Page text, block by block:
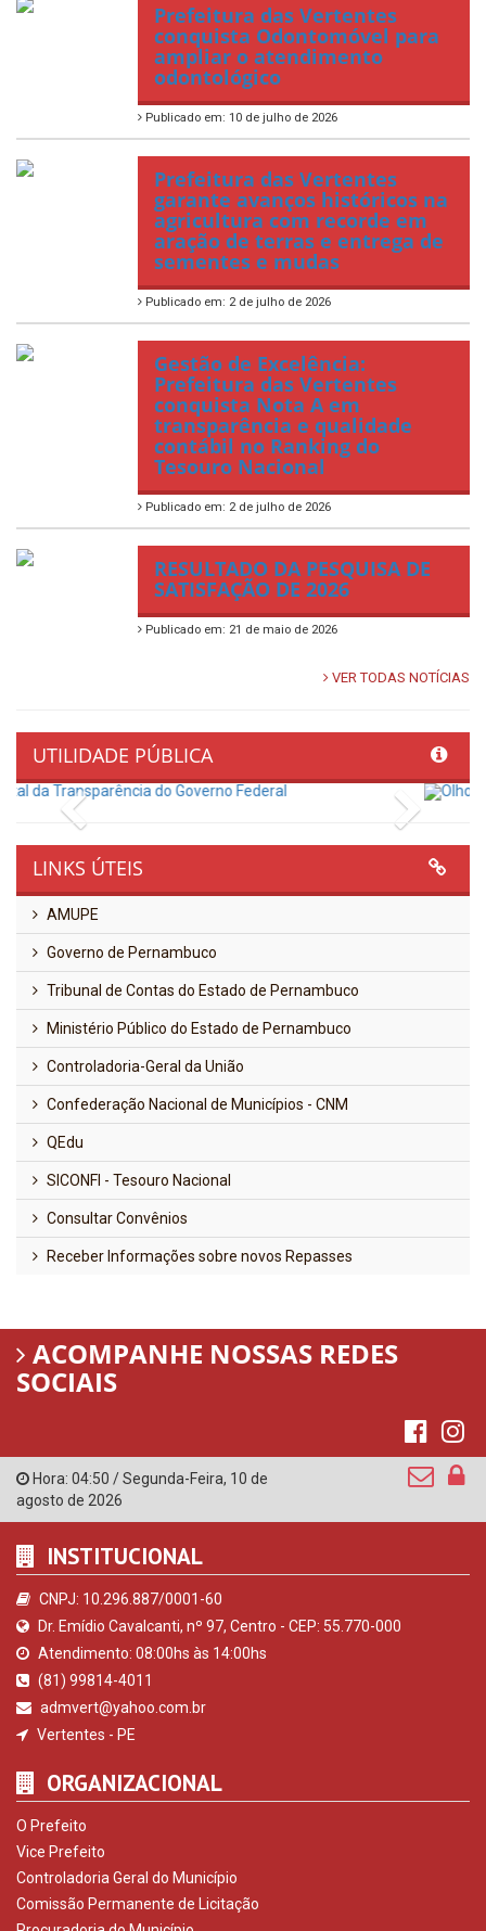
Prefeitura das Vertentes
conquista Odontomóvel para
ampliar o atendimento
odontológico
Publicado em: 10 de julho de 2026
Prefeitura das Vertentes
garante avanços históricos na
agricultura com recorde em
aração de terras e entrega de
sementes e mudas
Publicado em: 2 de julho de 2026
Gestão de Excelência:
Prefeitura das Vertentes
conquista Nota A em
transparência e qualidade
contábil no Ranking do
Tesouro Nacional
Publicado em: 2 de julho de 2026
RESULTADO DA PESQUISA DE
SATISFAÇÃO DE 2026
Publicado em: 21 de maio de 2026
VER TODAS NOTÍCIAS
UTILIDADE PÚBLICA
Previous
Next
LINKS ÚTEIS
AMUPE
Governo de Pernambuco
Tribunal de Contas do Estado de Pernambuco
Ministério Público do Estado de Pernambuco
Controladoria-Geral da União
Confederação Nacional de Municípios - CNM
QEdu
SICONFI - Tesouro Nacional
Consultar Convênios
Receber Informações sobre novos Repasses
ACOMPANHE NOSSAS REDES
SOCIAIS
Hora: 04:50 /Segunda-Feira, 10 de
agosto de 2026
INSTITUCIONAL
CNPJ: 10.296.887/0001-60
Dr. Emídio Cavalcanti, nº 97, Centro - CEP: 55.770-000
Atendimento: 08:00hs às 14:00hs
(81) 99814-4011
admvert@yahoo.com.br
Vertentes - PE
ORGANIZACIONAL
O Prefeito
Vice Prefeito
Controladoria Geral do Município
Comissão Permanente de Licitação